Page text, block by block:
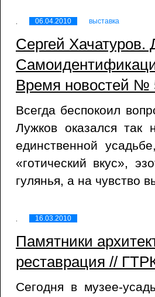
06.04.2010 выставка
Сергей Хачатуров.
Время новостей №
Всегда беспокоил
Лужков оказался
единственной
«готический вкус»,
гулянья, а на чувство
16.03.2010
Памятники
реставрация //
Сегодня в музее-